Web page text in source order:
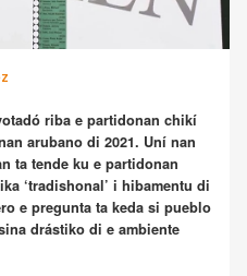
riba e partidonan chikí
arubano di 2021. Uní nan
ta tende ku e partidonan
‘tradishonal’ i hibamentu di
e pregunta ta keda si pueblo
drástiko di e ambiente